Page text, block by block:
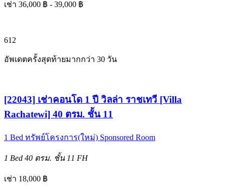
เช่า 36,000 ฿ - 39,000 ฿
612
อัพเดตครั้งสุดท้ายมากกว่า 30 วัน
[22043] เช่าคอนโด 1 ปี วิลล่า ราชเทวี [Villa
Rachatewi] 40 ตรม. ชั้น 11
1 Bed ทรัพย์โครงการ(ใหม่) Sponsored Room
1 Bed 40 ตรม. ชั้น 11 FH
เช่า 18,000 ฿